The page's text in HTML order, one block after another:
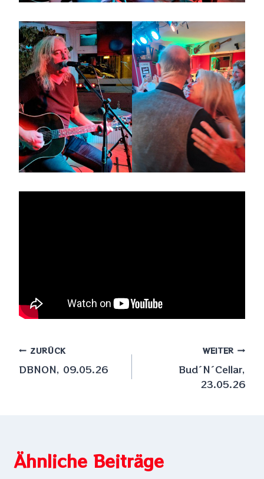
Beitragsnavigation
ZURÜCK
DBNON, 09.05.26
WEITER
Bud´N´Cellar,
23.05.26
Ähnliche Beiträge